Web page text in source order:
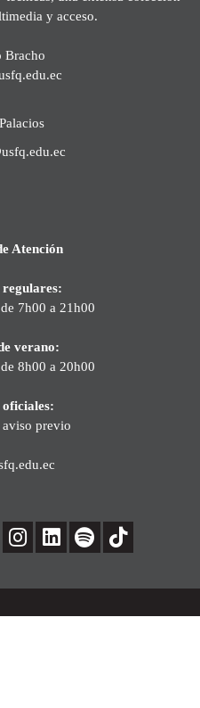
y acceso.
Bracho
Atención
regulares:
7h00 a 21h00
verano:
8h00 a 20h00
previo